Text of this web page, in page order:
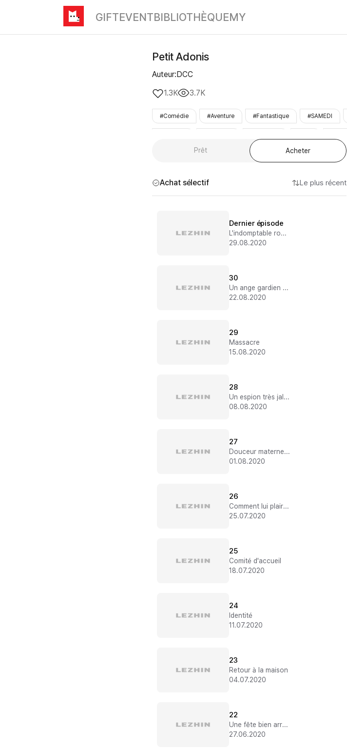
GIFTEVENTBIBLIOTHÈQUEMY
Petit Adonis
Auteur:DCC
1.3K
3.7K
#Comédie #Aventure #Fantastique #SAMEDI
Prêt Acheter
Achat sélectif Le plus récent
Dernier épisode
L'indomptable rouquine
29.08.2020
30
Un ange gardien amoureux
22.08.2020
29
Massacre
15.08.2020
28
Un espion très jaloux
08.08.2020
27
Douceur maternelle
01.08.2020
26
Comment lui plaire ?
25.07.2020
25
Comité d'accueil
18.07.2020
24
Identité
11.07.2020
23
Retour à la maison
04.07.2020
22
Une fête bien arrosée
27.06.2020